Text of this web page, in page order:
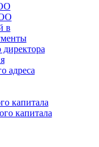
в
адреса
капитала
капитала